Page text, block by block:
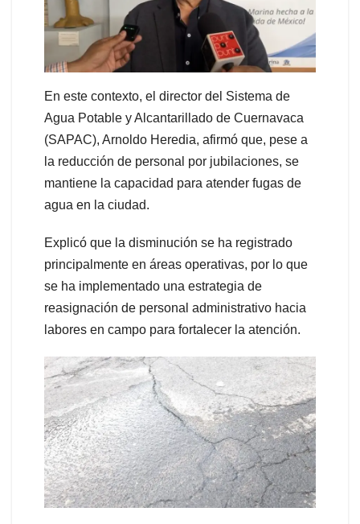
En este contexto, el director del Sistema de
Agua Potable y Alcantarillado de Cuernavaca
(SAPAC), Arnoldo Heredia, afirmó que, pese a
la reducción de personal por jubilaciones, se
mantiene la capacidad para atender fugas de
agua en la ciudad.
Explicó que la disminución se ha registrado
principalmente en áreas operativas, por lo que
se ha implementado una estrategia de
reasignación de personal administrativo hacia
labores en campo para fortalecer la atención.